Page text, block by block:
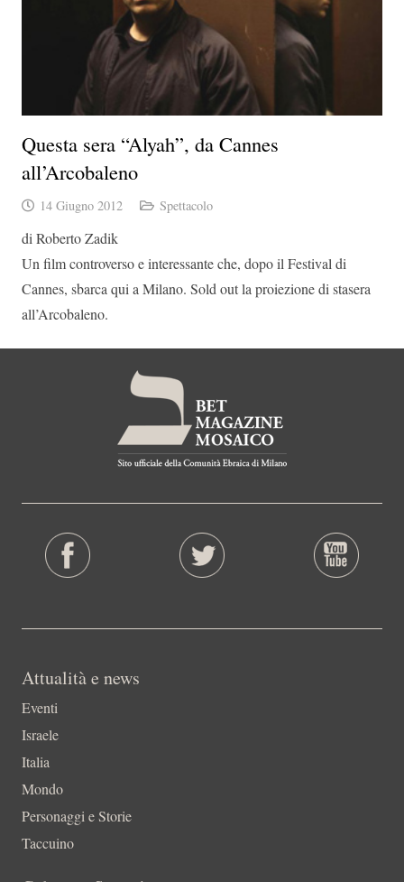
Questa sera “Alyah”, da Cannes
all’Arcobaleno
14 Giugno 2012 Spettacolo
di Roberto Zadik
Un film controverso e interessante che, dopo il Festival di
Cannes, sbarca qui a Milano. Sold out la proiezione di stasera
all’Arcobaleno.
Attualità e news
Eventi
Israele
Italia
Mondo
Personaggi e Storie
Taccuino